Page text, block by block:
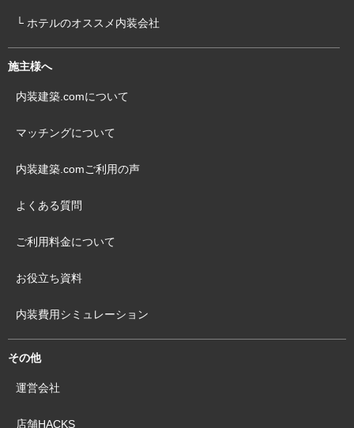
└ ホテルのオススメ内装会社
施主様へ
内装建築.comについて
マッチングについて
内装建築.comご利用の声
よくある質問
ご利用料金について
お役立ち資料
内装費用シミュレーション
その他
運営会社
店舗HACKS